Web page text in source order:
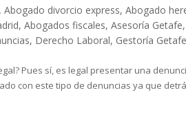
,Abogado divorcio express,Abogado
,Abogados fiscales,Asesoría Getafe
, Derecho Laboral, Gestoría Getafe
Pues sí, es legal presentar una
con este tipo de denuncias ya que